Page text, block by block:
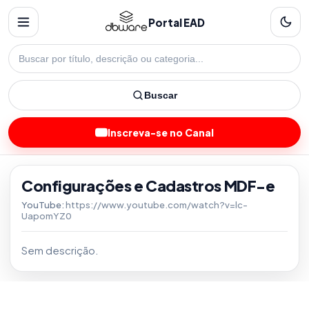
Portal EAD
Buscar
Inscreva-se no Canal
Configurações e Cadastros MDF-e
YouTube:https://www.youtube.com/watch?v=lc-
UapomYZ0
Sem descrição.